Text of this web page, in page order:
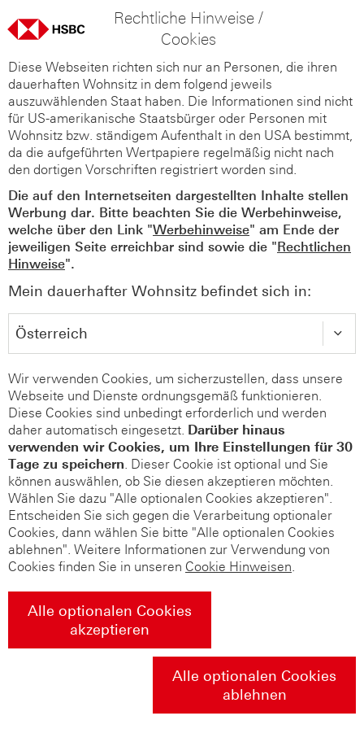
Rechtliche Hinweise /
Cookies
Diese Webseiten richten sich nur an Personen, die ihren
dauerhaften Wohnsitz in dem folgend jeweils
auszuwählenden Staat haben. Die Informationen sind nicht
für US-amerikanische Staatsbürger oder Personen mit
Wohnsitz bzw. ständigem Aufenthalt in den USA bestimmt,
da die aufgeführten Wertpapiere regelmäßig nicht nach
den dortigen Vorschriften registriert worden sind.
Die auf den Internetseiten dargestellten Inhalte stellen
Werbung dar. Bitte beachten Sie die Werbehinweise,
welche über den Link "Werbehinweise" am Ende der
jeweiligen Seite erreichbar sind sowie die "Rechtlichen
Hinweise".
Mein dauerhafter Wohnsitz befindet sich in:
Wir verwenden Cookies, um sicherzustellen, dass unsere
Webseite und Dienste ordnungsgemäß funktionieren.
Diese Cookies sind unbedingt erforderlich und werden
daher automatisch eingesetzt. Darüber hinaus
verwenden wir Cookies, um Ihre Einstellungen für 30
Tage zu speichern. Dieser Cookie ist optional und Sie
können auswählen, ob Sie diesen akzeptieren möchten.
Wählen Sie dazu "Alle optionalen Cookies akzeptieren".
Entscheiden Sie sich gegen die Verarbeitung optionaler
Cookies, dann wählen Sie bitte "Alle optionalen Cookies
ablehnen". Weitere Informationen zur Verwendung von
Cookies finden Sie in unseren Cookie Hinweisen.
Alle optionalen Cookies
akzeptieren
Alle optionalen Cookies
ablehnen